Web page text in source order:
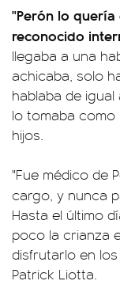
"Perón lo
reconocido
llegaba a una
achicaba, solo
hablaba de
lo tomaba como
hijos.
"Fue médico de
cargo, y nunca
Hasta el último
poco la crianza
disfrutarlo en
Patrick Liotta.